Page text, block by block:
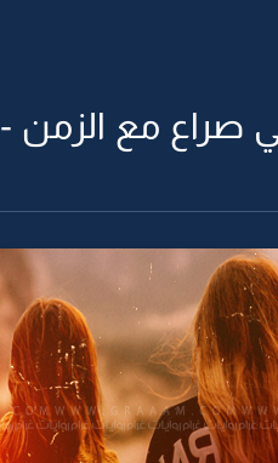
مع الزمن -52